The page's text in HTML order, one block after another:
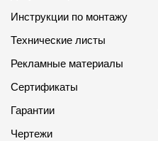
Инструкции по монтажу
Технические листы
Рекламные материалы
Сертификаты
Гарантии
Чертежи